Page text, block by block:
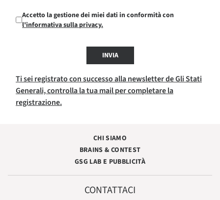
Accetto la gestione dei miei dati in conformità con
l'informativa sulla privacy.
INVIA
Ti sei registrato con successo alla newsletter de Gli Stati
Generali, controlla la tua mail per completare la
registrazione.
CHI SIAMO
BRAINS & CONTEST
GSG LAB E PUBBLICITÀ
CONTATTACI